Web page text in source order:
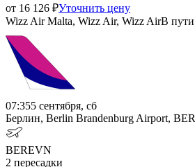
от 16 126 ₽Уточнить цену
Wizz Air Malta, Wizz Air, Wizz AirВ пути
07:355 сентября, сб
Берлин, Berlin Brandenburg Airport, BER
BEREVN
2 пересадки